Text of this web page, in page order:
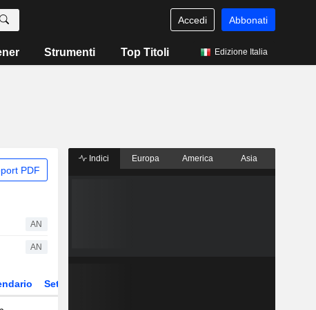
Accedi Abbonati
Strumenti Top Titoli Edizione Italia
PDF
AN
AN
Settore
Indici Europa America Asia